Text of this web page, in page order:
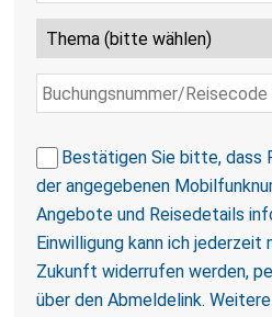
Bestätigen Sie bitte, dass
der angegebenen
Angebote und Reisedetails
Einwilligung kann ich jederzeit
Zukunft widerrufen werden,
über den Abmeldelink.